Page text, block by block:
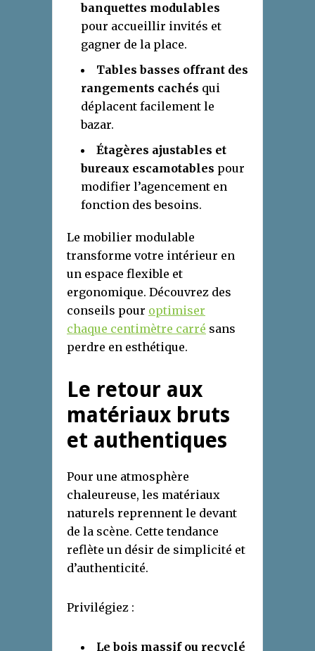
banquettes modulables
pour accueillir invités et
gagner de la place.
Tables basses offrant des
rangements cachés qui
déplacent facilement le
bazar.
Étagères ajustables et
bureaux escamotables pour
modifier l’agencement en
fonction des besoins.
Le mobilier modulable
transforme votre intérieur en
un espace flexible et
ergonomique. Découvrez des
conseils pour optimiser
chaque centimètre carré sans
perdre en esthétique.
Le retour aux
matériaux bruts
et authentiques
Pour une atmosphère
chaleureuse, les matériaux
naturels reprennent le devant
de la scène. Cette tendance
reflète un désir de simplicité et
d’authenticité.
Privilégiez :
Le bois massif ou recyclé